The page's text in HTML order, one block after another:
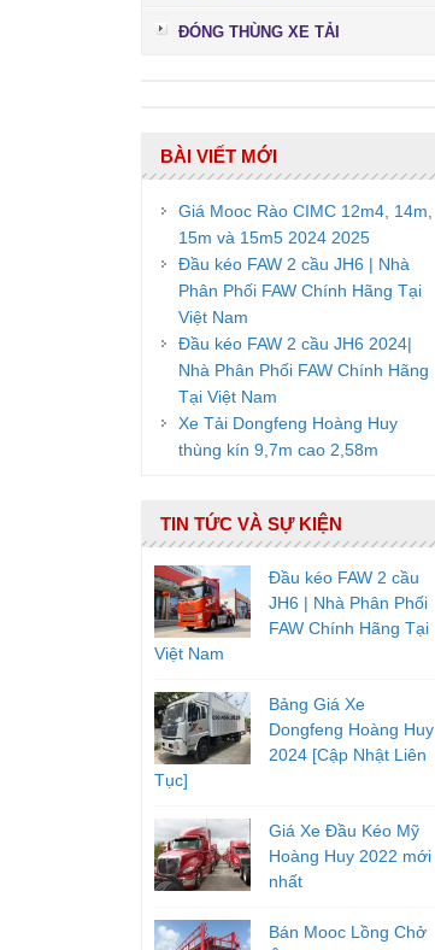
ĐÓNG THÙNG XE TẢI
BÀI VIẾT MỚI
Giá Mooc Rào CIMC 12m4, 14m,
15m và 15m5 2024 2025
Đầu kéo FAW 2 cầu JH6 | Nhà
Phân Phối FAW Chính Hãng Tại
Việt Nam
Đầu kéo FAW 2 cầu JH6 2024|
Nhà Phân Phối FAW Chính Hãng
Tại Việt Nam
Xe Tải Dongfeng Hoàng Huy
thùng kín 9,7m cao 2,58m
TIN TỨC VÀ SỰ KIỆN
Đầu kéo FAW 2 cầu
JH6 | Nhà Phân Phối
FAW Chính Hãng Tại
Việt Nam
Bảng Giá Xe
Dongfeng Hoàng Huy
2024 [Cập Nhật Liên
Tục]
Giá Xe Đầu Kéo Mỹ
Hoàng Huy 2022 mới
nhất
Bán Mooc Lồng Chở